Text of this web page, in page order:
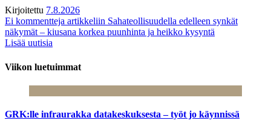
Kirjoitettu 7.8.2026
Ei kommentteja artikkeliin Sahateollisuudella edelleen synkät
näkymät – kiusana korkea puunhinta ja heikko kysyntä
Lisää uutisia
Viikon luetuimmat
GRK:lle infraurakka datakeskuksesta – työt jo käynnissä